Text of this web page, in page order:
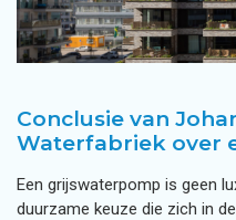
Conclusie van
Waterfabriek over
Een grijswaterpomp is geen
duurzame keuze die zich in